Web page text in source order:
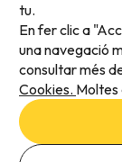
Acceptem
Condicions
Privadesa de
tu.
En fer clic a
una navegació
consultar més
Cookies. Moltes